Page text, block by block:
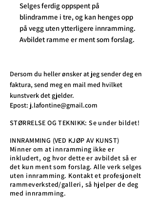
Selges ferdig oppspent på
blindramme i tre, og kan henges opp
på vegg uten ytterligere innramming.
Avbildet ramme er ment som forslag.
Dersom du heller ønsker at jeg sender deg en
faktura, send meg en mail med hvilket
kunstverk det gjelder.
Epost: j.lafontine@gmail.com
STØRRELSE OG TEKNIKK: Se under bildet!
INNRAMMING (VED KJØP AV KUNST)
Minner om at innramming ikke er
inkludert, og hvor dette er avbildet så er
det kun ment som forslag. Alle verk selges
uten innramming. Kontakt et profesjonelt
rammeverksted/galleri, så hjelper de deg
med innramming.